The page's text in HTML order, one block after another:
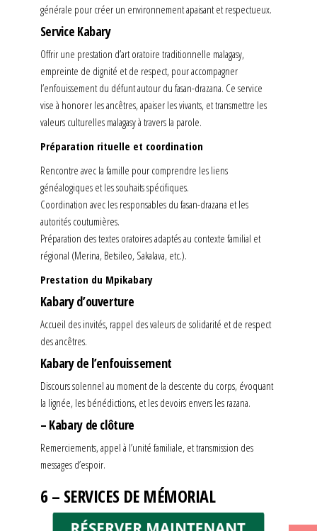
générale pour créer un environnement apaisant et respectueux.
Service Kabary
Offrir une prestation d’art oratoire traditionnelle malagasy,
empreinte de dignité et de respect, pour accompagner
l’enfouissement du défunt autour du fasan-drazana. Ce service
vise à honorer les ancêtres, apaiser les vivants, et transmettre les
valeurs culturelles malagasy à travers la parole.
Préparation rituelle et coordination
Rencontre avec la famille pour comprendre les liens
généalogiques et les souhaits spécifiques.
Coordination avec les responsables du fasan-drazana et les
autorités coutumières.
Préparation des textes oratoires adaptés au contexte familial et
régional (Merina, Betsileo, Sakalava, etc.).
Prestation du Mpikabary
Kabary d’ouverture
Accueil des invités, rappel des valeurs de solidarité et de respect
des ancêtres.
Kabary de l’enfouissement
Discours solennel au moment de la descente du corps, évoquant
la lignée, les bénédictions, et les devoirs envers les razana.
– Kabary de clôture
Remerciements, appel à l’unité familiale, et transmission des
messages d’espoir.
6 – SERVICES DE MÉMORIAL